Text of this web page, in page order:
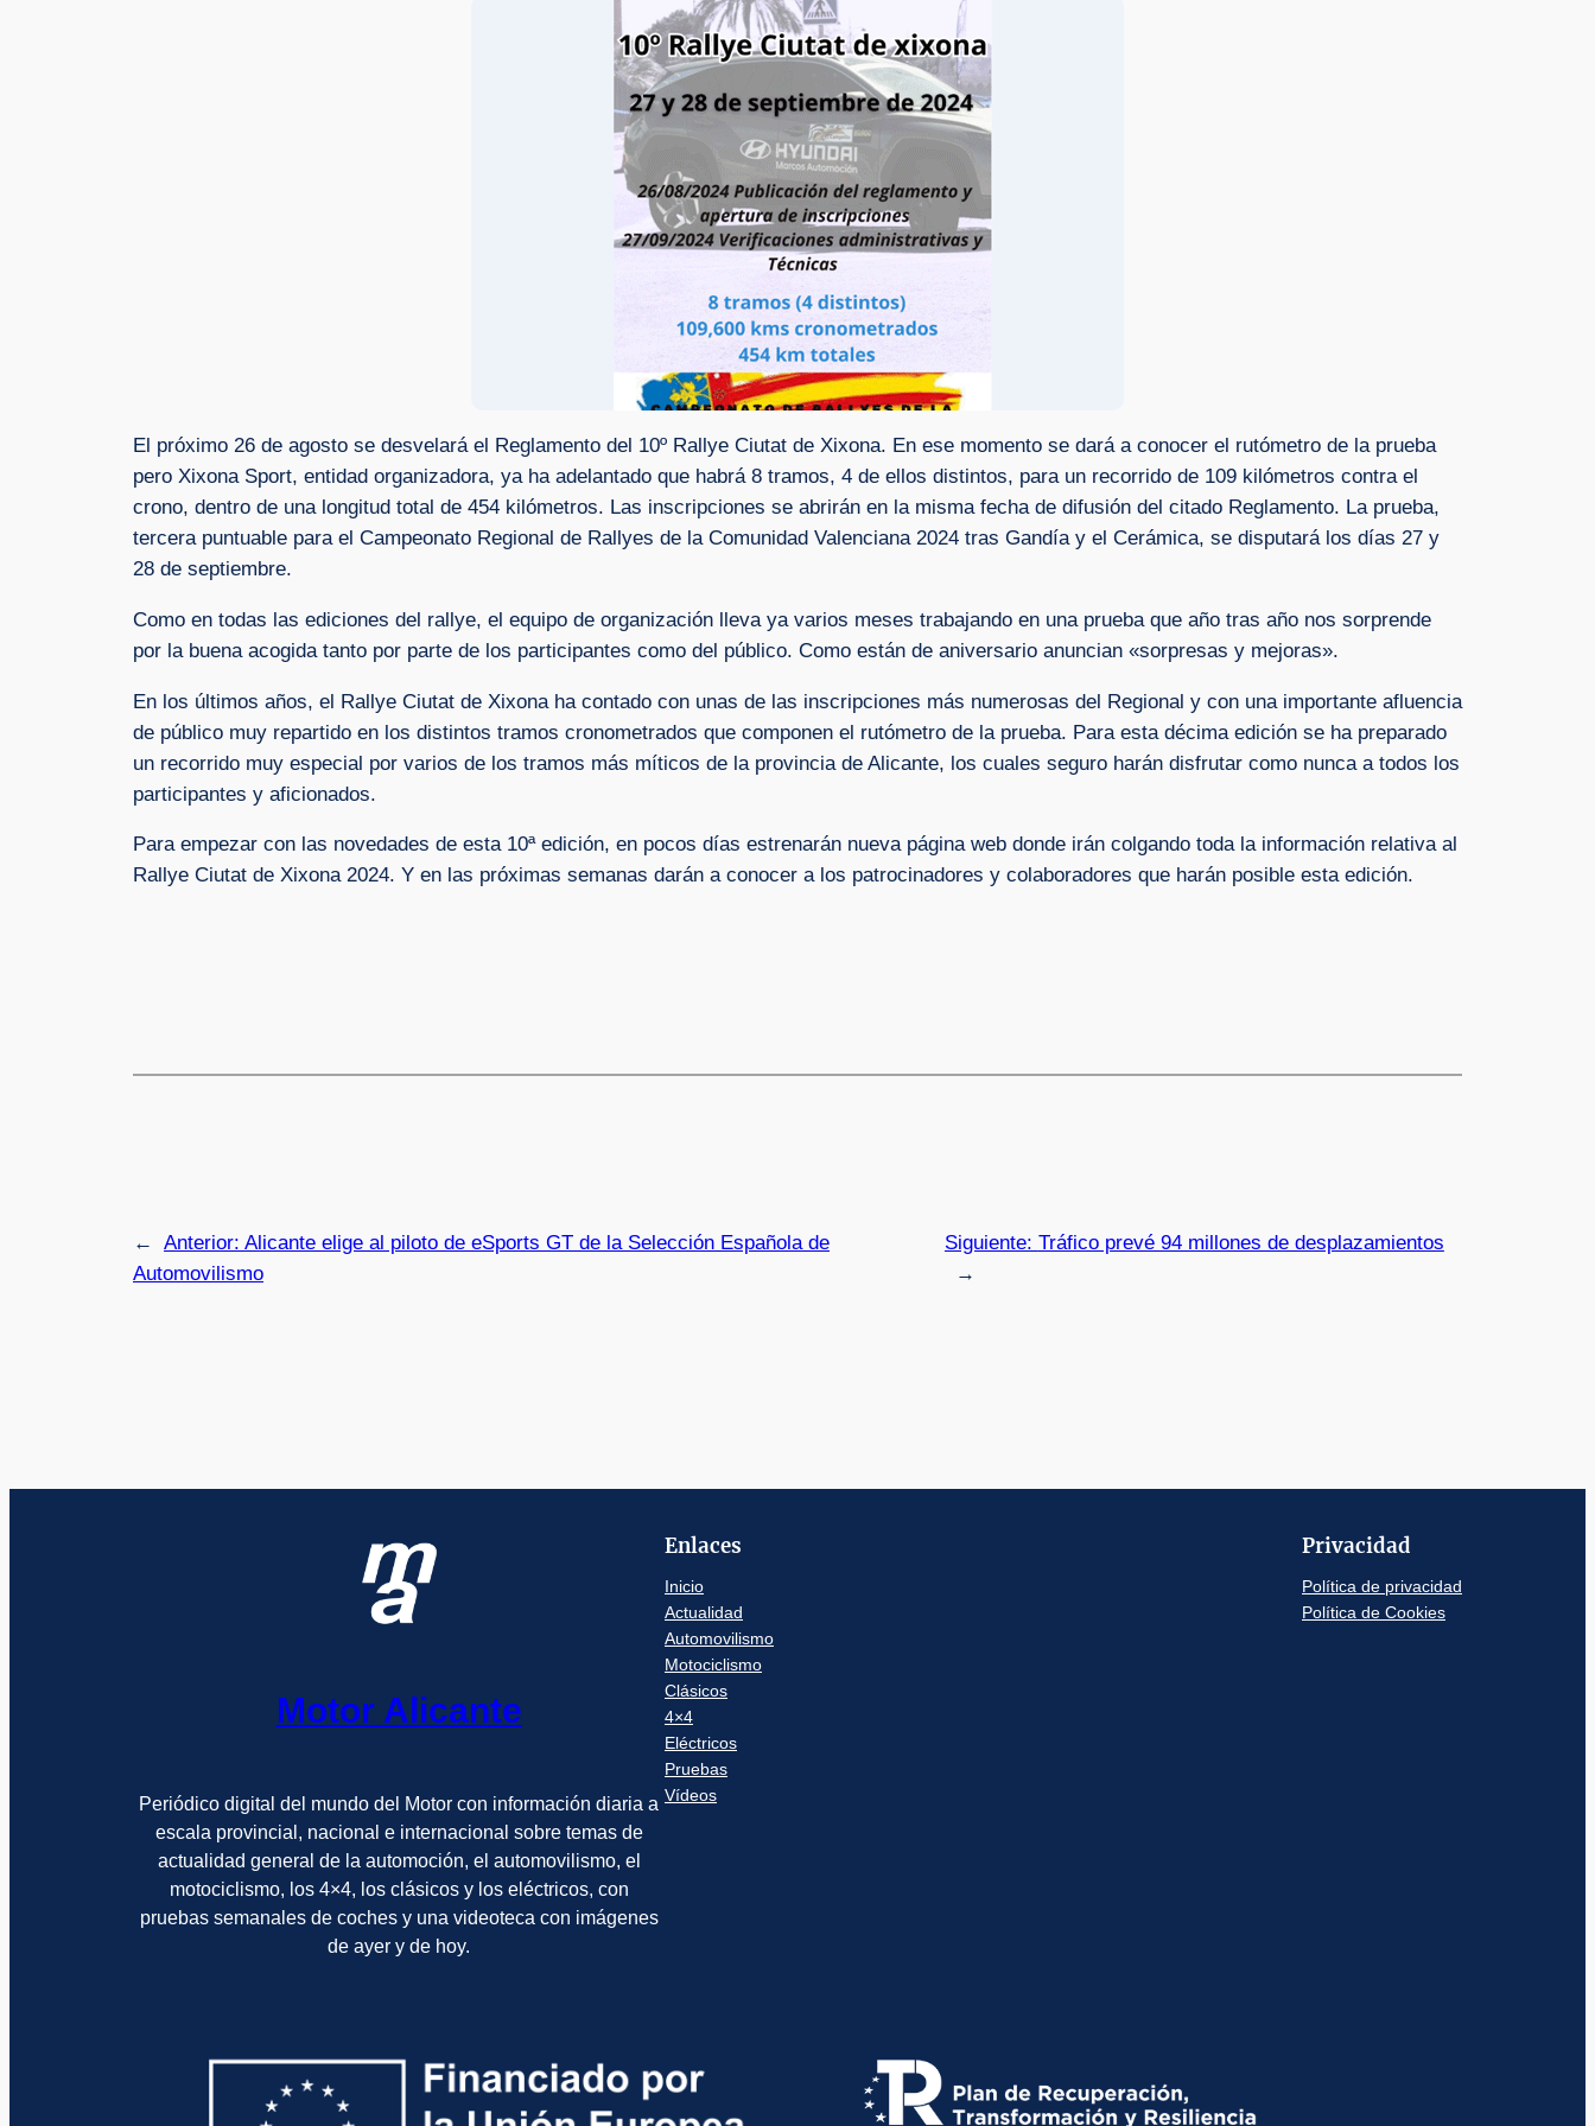
El próximo 26 de agosto se desvelará el Reglamento del 10º Rallye Ciutat de Xixona. En ese momento se dará a conocer el rutómetro de la prueba
pero Xixona Sport, entidad organizadora, ya ha adelantado que habrá 8 tramos, 4 de ellos distintos, para un recorrido de 109 kilómetros contra el
crono, dentro de una longitud total de 454 kilómetros. Las inscripciones se abrirán en la misma fecha de difusión del citado Reglamento. La prueba,
tercera puntuable para el Campeonato Regional de Rallyes de la Comunidad Valenciana 2024 tras Gandía y el Cerámica, se disputará los días 27 y
28 de septiembre.
Como en todas las ediciones del rallye, el equipo de organización lleva ya varios meses trabajando en una prueba que año tras año nos sorprende
por la buena acogida tanto por parte de los participantes como del público. Como están de aniversario anuncian «sorpresas y mejoras».
En los últimos años, el Rallye Ciutat de Xixona ha contado con unas de las inscripciones más numerosas del Regional y con una importante afluencia
de público muy repartido en los distintos tramos cronometrados que componen el rutómetro de la prueba. Para esta décima edición se ha preparado
un recorrido muy especial por varios de los tramos más míticos de la provincia de Alicante, los cuales seguro harán disfrutar como nunca a todos los
participantes y aficionados.
Para empezar con las novedades de esta 10ª edición, en pocos días estrenarán nueva página web donde irán colgando toda la información relativa al
Rallye Ciutat de Xixona 2024. Y en las próximas semanas darán a conocer a los patrocinadores y colaboradores que harán posible esta edición.
← Anterior: Alicante elige al piloto de eSports GT de la Selección Española de
Automovilismo
Siguiente: Tráfico prevé 94 millones de desplazamientos
→
Motor Alicante
Periódico digital del mundo del Motor con información diaria a
escala provincial, nacional e internacional sobre temas de
actualidad general de la automoción, el automovilismo, el
motociclismo, los 4×4, los clásicos y los eléctricos, con
pruebas semanales de coches y una videoteca con imágenes
de ayer y de hoy.
Enlaces
Inicio
Actualidad
Automovilismo
Motociclismo
Clásicos
4×4
Eléctricos
Pruebas
Vídeos
Privacidad
Política de privacidad
Política de Cookies